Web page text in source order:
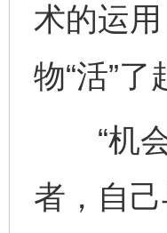
术的运
物“活”了
“机会
者，自